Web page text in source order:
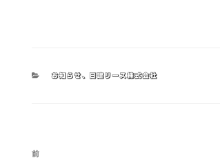
カ
お知らせ、 日建リース株式会社
投
前
前